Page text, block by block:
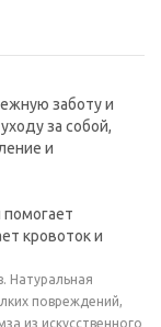
заботу и
за собой,
и
кровоток и
Натуральная
повреждений,
из искусственного